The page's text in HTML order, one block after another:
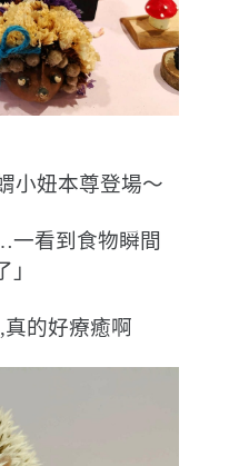
小妞本尊登場〜
一看到食物瞬間
」
的好療癒啊